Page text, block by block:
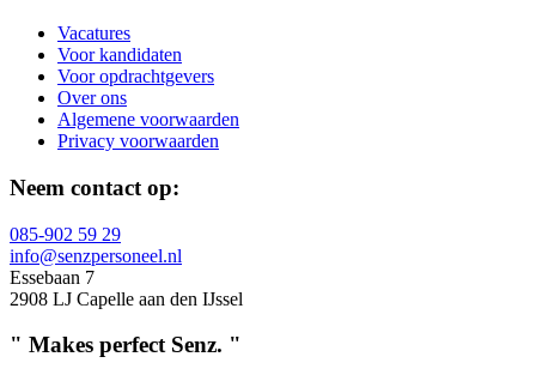
Vacatures
Voor kandidaten
Voor opdrachtgevers
Over ons
Algemene voorwaarden
Privacy voorwaarden
Neem contact op:
085-902 59 29
info@senzpersoneel.nl
Essebaan 7
2908 LJ Capelle aan den IJssel
" Makes perfect Senz. "